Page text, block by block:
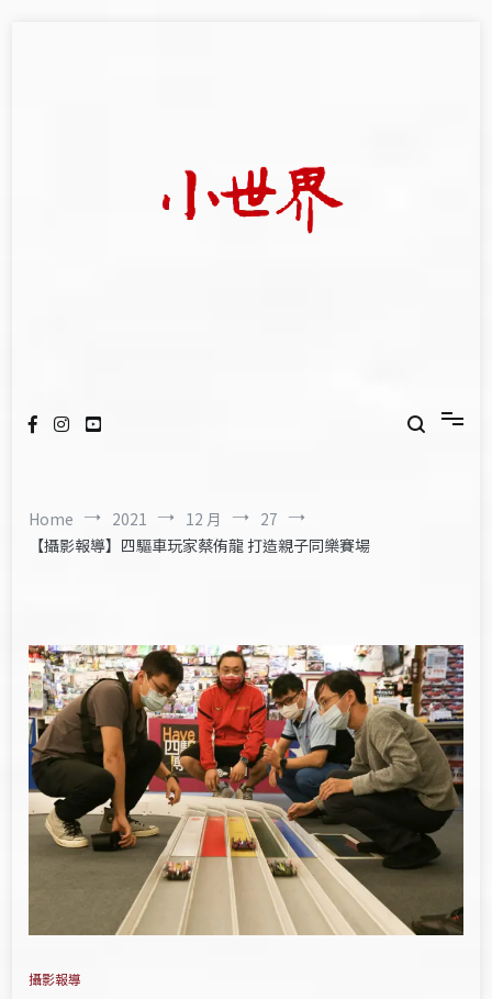
Home 2021 12 月
27
【攝影報導】四驅車玩家蔡侑龍 打造親子同樂賽場
攝影報導